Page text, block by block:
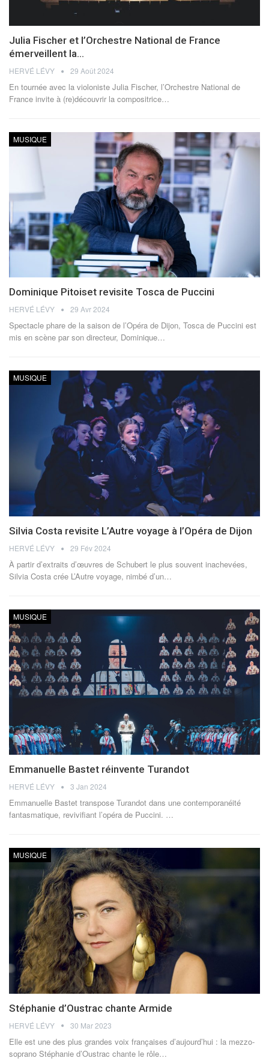
Julia Fischer et l’Orchestre National de France
émerveillent la…
HERVÉ LÉVY 29 Août 2024
En tournée avec la violoniste Julia Fischer, l’Orchestre National de
France invite à (re)découvrir la compositrice…
MUSIQUE
Dominique Pitoiset revisite Tosca de Puccini
HERVÉ LÉVY 29 Avr 2024
Spectacle phare de la saison de l’Opéra de Dijon, Tosca de Puccini est
mis en scène par son directeur, Dominique…
MUSIQUE
Silvia Costa revisite L’Autre voyage à l’Opéra de Dijon
HERVÉ LÉVY 29 Fév 2024
À partir d’extraits d’œuvres de Schubert le plus souvent inachevées,
Silvia Costa crée L’Autre voyage, nimbé d’un…
MUSIQUE
Emmanuelle Bastet réinvente Turandot
HERVÉ LÉVY 3 Jan 2024
Emmanuelle Bastet transpose Turandot dans une contemporanéité
fantasmatique, revivifiant l’opéra de Puccini. …
MUSIQUE
Stéphanie d’Oustrac chante Armide
HERVÉ LÉVY 30 Mar 2023
Elle est une des plus grandes voix françaises d’aujourd’hui : la mezzo-
soprano Stéphanie d’Oustrac chante le rôle…